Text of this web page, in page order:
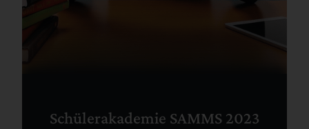
Schülerakademie SAMMS 2023